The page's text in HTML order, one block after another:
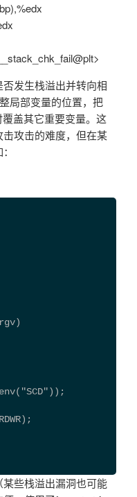
发生栈溢出并转向相
局部变量的位置，把
盖其它重要变量。这
攻击的难度，但在某
些栈溢出漏洞也可能